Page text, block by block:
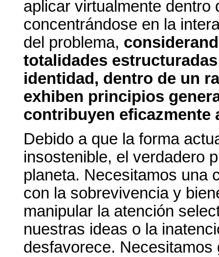
aplicar virtualmente dentro
concentrándose en la
del problema,
totalidades
identidad, dentro de un
exhiben principios
contribuyen eficazmente
Debido a que la forma
insostenible, el verdadero
planeta. Necesitamos una
con la sobrevivencia y
manipular la atención
nuestras ideas o la
desfavorece.